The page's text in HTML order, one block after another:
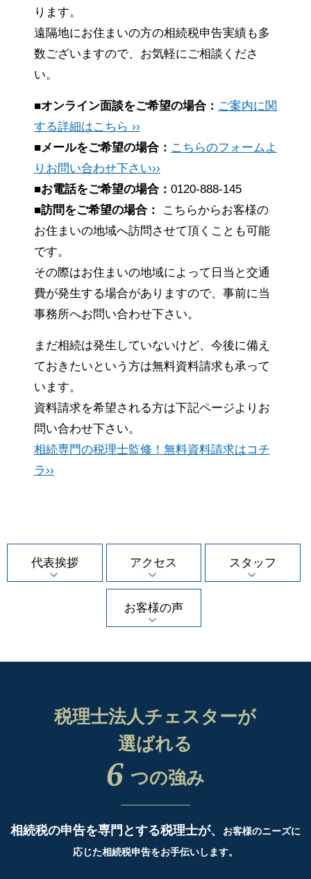
ります。
遠隔地にお住まいの方の相続税申告実績も多
数ございますので、お気軽にご相談くださ
い。
■オンライン面談をご希望の場合： ご案内に関
する詳細はこちら ››
■メールをご希望の場合： こちらのフォームよ
りお問い合わせ下さい››
■お電話をご希望の場合： 0120-888-145
■訪問をご希望の場合：
こちらからお客様の
お住まいの地域へ訪問させて頂くことも可能
です。
その際はお住まいの地域によって日当と交通
費が発生する場合がありますので、事前に当
事務所へお問い合わせ下さい。
まだ相続は発生していないけど、今後に備え
ておきたいという方は無料資料請求も承って
います。
資料請求を希望される方は下記ページよりお
問い合わせ下さい。
相続専門の税理士監修！無料資料請求はコチ
ラ››
代表挨拶 アクセス スタッフ
お客様の声
税理士法人チェスターが
選ばれる
6 つの強み
相続税の申告を専門とする税理士が、
お客様のニーズに
応じた相続税申告をお手伝いします。